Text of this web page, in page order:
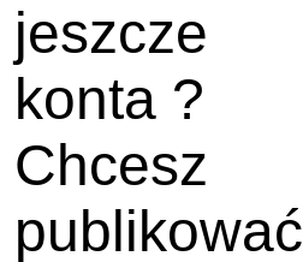
jeszcze
konta ?
Chcesz
publikować